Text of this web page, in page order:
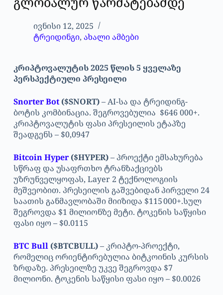
ივნისი 12, 2025
ტრეიდინგი, ახალი ამბები
კრიპტოვალუტის 2025 წლის 5 ყველაზე
პერსპექტიული პრესეილი
Snorter Bot($SNORT)– AI-სა და ტრეიდინგ-
ბოტის კომბინაცია. შეგროვებულია $646 000+.
კრიპტოვალუტის ფასი პრესეილის ეტაპზე
შეადგენს – $0,0947
Bitcoin Hyper($HYPER)– პროექტი ემსახურება
სწრაფ და უსაფრთხო ტრანზაქციებს
უზრუნველყოფას, Layer 2 ტექნოლოგიის
მეშვეობით. პრესეილის გაშვებიდან პირველი 24
საათის განმავლობაში მიიზიდა $115 000+.სულ
შეგროვდა $1 მილიონზე მეტი. ტოკენის საწყისი
ფასი იყო – $0.0115
BTC Bull($BTCBULL)– კრიპტო-პროექტი,
რომელიც ორიენტირებულია ბიტკოინის კურსის
ზრდაზე. პრესეილზე უკვე შეგროვდა $7
მილიონი. ტოკენის საწყისი ფასი იყო – $0.0026